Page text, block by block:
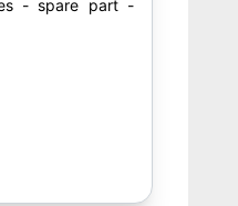
- spare part -